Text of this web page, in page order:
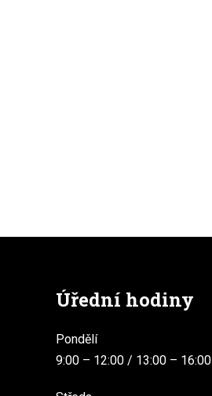
Úřední hodiny
Pondělí
9:00 – 12:00 / 13:00 – 16:00